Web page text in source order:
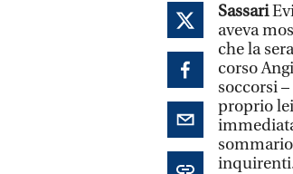
Sassari
aveva
che la
corso
soccorsi
proprio lei